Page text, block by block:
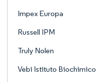
Impex Europa
Russell IPM
Truly Nolen
Vebi Istituto Biochimico